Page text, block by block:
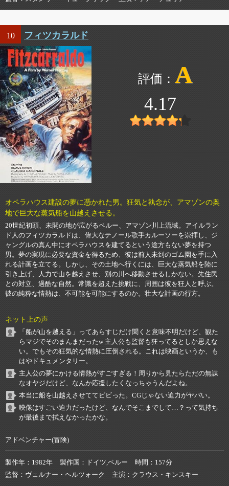
10 フィツカラルド
A
4.17
オペラハウス建設の夢に憑かれた男。狂気と執念が、アマゾンの奥
地で巨大な蒸気船を山越えさせる。
20世紀初頭、未開の地が広がるペルー、アマゾン川上流域。アイルラン
ド人のフィツカラルドは、偉大なテノール歌手カルーソーを崇拝し、ジ
ャングルの真ん中にオペラハウスを建てるという途方もない夢を持つ
男。夢の実現に必要な資金を得るため、彼は前人未到のゴム園を手に入
れる計画を立てる。しかし、その土地へ行くには、巨大な蒸気船を陸に
引き上げ、人力で山を越えさせ、別の川へ移動させるしかない。先住民
との対立、過酷な自然。常識を超えた挑戦に、周囲は彼を狂人と呼ぶ。
彼の純粋な情熱は、不可能を可能にするのか。壮大な計画の行方。
ネット上の声
「船が山を越える」ってあらすじだけ聞くと意味不明だけど、観た
らマジでそのまんまだったw 主人公も監督も狂ってるとしか思えな
い。でもその狂気的な情熱に圧倒される。これは映画というか、も
はやドキュメンタリー。
主人公の夢にかける情熱がすごすぎる！周りから見たらただの無謀
なオヤジだけど、なんか応援したくなっちゃうんだよね。
本当に船を山越えさせててビビった。CGじゃない迫力がヤバい。
映像はすごい迫力だったけど、なんでそこまでして…？って気持ち
が最後まで拭えなかったかな。
アドベンチャー(冒険)
製作年 1982年 製作国 ドイツ,ペルー 時間
157分
監督
ヴェルナー・ヘルツォーク 主演 クラウス・キンスキー